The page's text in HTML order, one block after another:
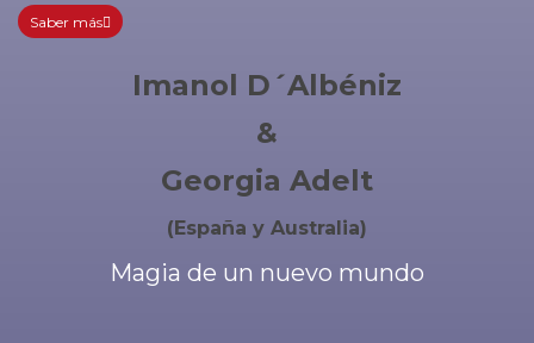
Saber más
Imanol D´Albéniz
&
Georgia Adelt
(España y Australia)
Magia de un nuevo mundo